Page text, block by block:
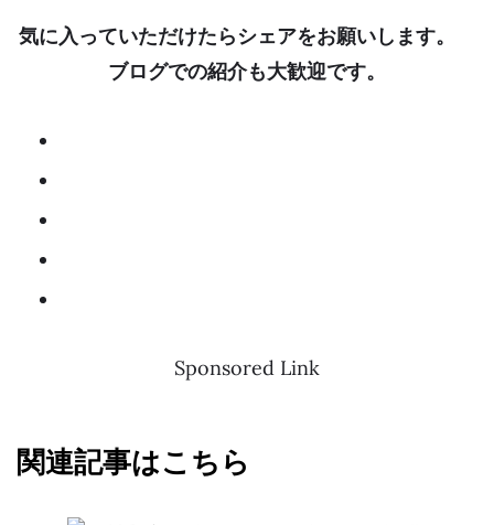
気に入っていただけたらシェアをお願いします。
ブログでの紹介も大歓迎です。
Sponsored Link
関連記事はこちら